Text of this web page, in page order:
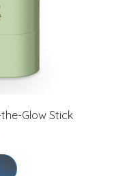
the-Glow Stick